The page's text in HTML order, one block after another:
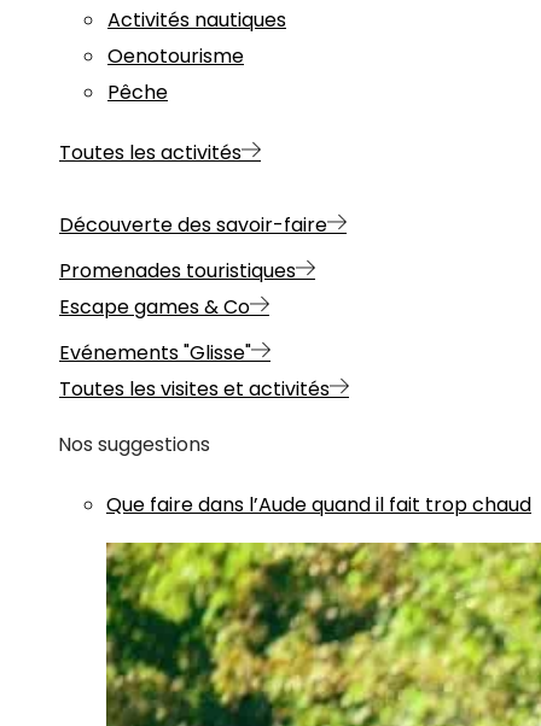
Activités nautiques
Oenotourisme
Pêche
Toutes les activités
Découverte des savoir-faire
Promenades touristiques
Escape games & Co
Evénements "Glisse"
Toutes les visites et activités
Nos suggestions
Que faire dans l’Aude quand il fait trop chaud